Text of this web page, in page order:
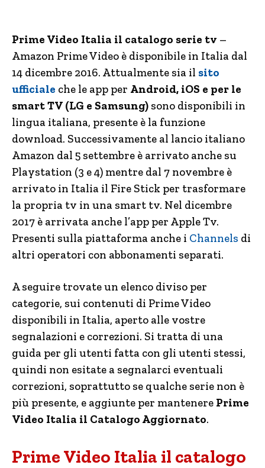
Prime Video Italia il catalogo serie tv –
Amazon Prime Video è disponibile in Italia dal
14 dicembre 2016. Attualmente sia il sito
ufficiale che le app per Android, iOS e per le
smart TV (LG e Samsung) sono disponibili in
lingua italiana, presente è la funzione
download. Successivamente al lancio italiano
Amazon dal 5 settembre è arrivato anche su
Playstation (3 e 4) mentre dal 7 novembre è
arrivato in Italia il Fire Stick per trasformare
la propria tv in una smart tv. Nel dicembre
2017 è arrivata anche l’app per Apple Tv.
Presenti sulla piattaforma anche i Channels di
altri operatori con abbonamenti separati.
A seguire trovate un elenco diviso per
categorie, sui contenuti di Prime Video
disponibili in Italia, aperto alle vostre
segnalazioni e correzioni. Si tratta di una
guida per gli utenti fatta con gli utenti stessi,
quindi non esitate a segnalarci eventuali
correzioni, soprattutto se qualche serie non è
più presente, e aggiunte per mantenere Prime
Video Italia il Catalogo Aggiornato.
Prime Video Italia il catalogo